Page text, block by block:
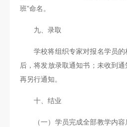
班”命名。
九、录取
学校将组织专家对报名学员
后，将发放录取通知书；未收到
再另行通知。
十、结业
（一）学员完成全部教学内